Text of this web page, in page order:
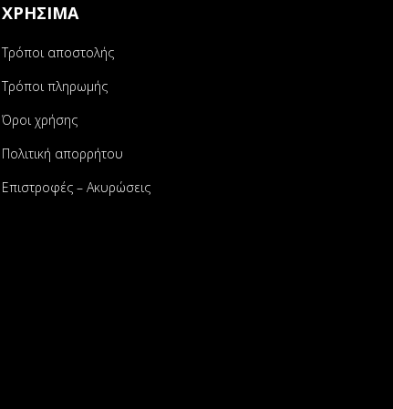
ΧΡΗΣΙΜΑ
Τρόποι αποστολής
Τρόποι πληρωμής
Όροι χρήσης
Πολιτική απορρήτου
Επιστροφές – Ακυρώσεις